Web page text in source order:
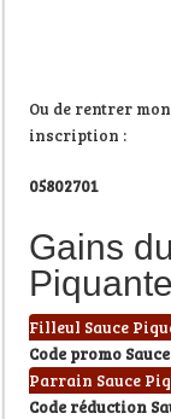
Ou de rentrer mon
inscription :
05802701
Gains
Piquante
Filleul Sauce
Code promo
Parrain Sauce
Code réduction